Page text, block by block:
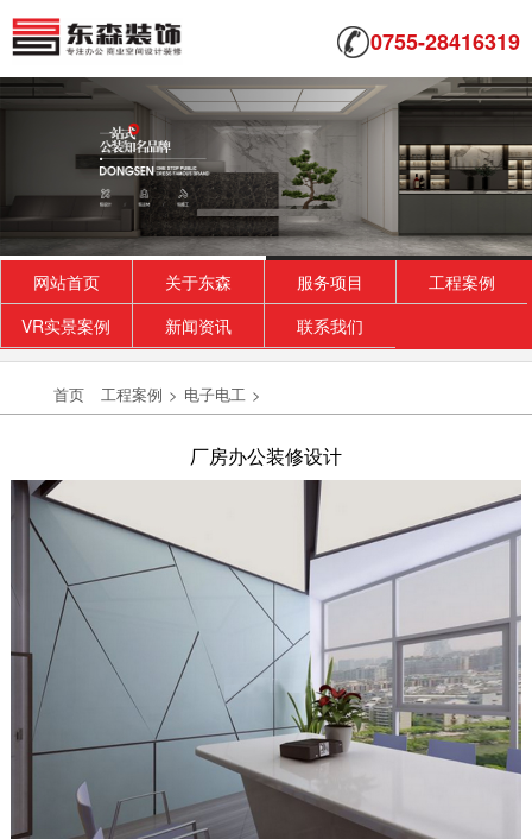
0755-28416319
网站首页 关于东森 服务项目
工程案例
VR实景案例
新闻资讯 联系我们
首页 工程案例 > 电子电工 >
厂房办公装修设计